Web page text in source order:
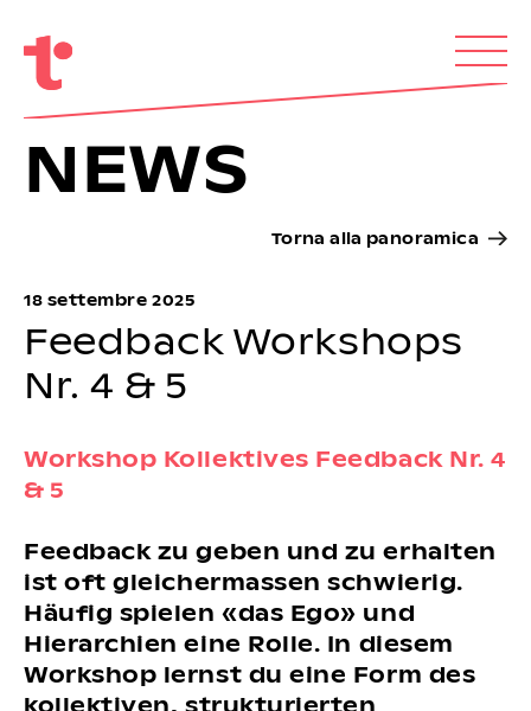
NEWS
18 settembre 2025
Feedback Workshops
Nr. 4 & 5
Torna alla panoramica
Workshop Kollektives Feedback Nr. 4
& 5
Feedback zu geben und zu erhalten
ist oft gleichermassen schwierig.
Häufig spielen «das Ego» und
Hierarchien eine Rolle. In diesem
Workshop lernst du eine Form des
kollektiven, strukturierten